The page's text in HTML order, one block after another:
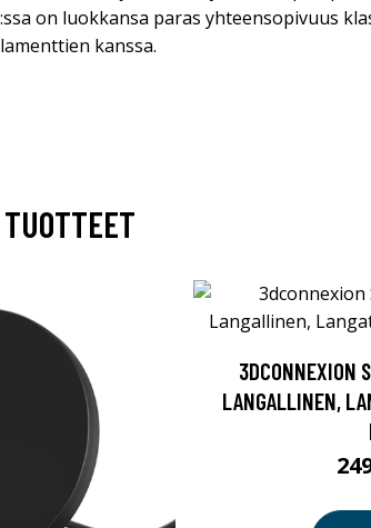
on luokkansa paras yhteensopivuus
kanssa.
3DCONNEXION
LANGALLINEN,